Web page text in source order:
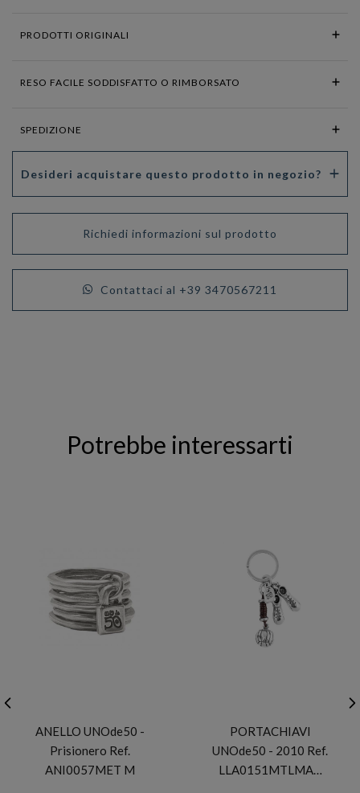
PRODOTTI ORIGINALI
RESO FACILE SODDISFATTO O RIMBORSATO
SPEDIZIONE
Desideri acquistare questo prodotto in negozio?
Richiedi informazioni sul prodotto
Contattaci al +39 3470567211
Potrebbe interessarti
ANELLO UNOde50 -
Prisionero Ref.
ANI0057MET M
PORTACHIAVI
UNOde50 - 2010 Ref.
LLA0151MTLMA…